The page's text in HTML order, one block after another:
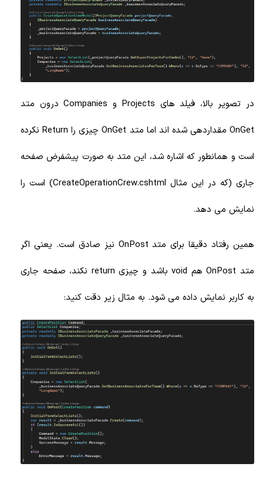
در تصویر بالا، فیلد های Projects و Companies درون متد
OnGet مقداردهی شده اند اما متد OnGet چیزی را Return نکرده
است و همانطور که اشاره شد، این متد به صورت پیشفرض صفحه
جاری (که در این مثال CreateOperationCrew.cshtml) است را
نمایش می دهد.
همین رفتاد دقیقا برای متد OnPost نیز صادق است. یعنی اگر
متد OnPost هم void باشد و چیزی return نکند، صفحه جاری
به کاربر نمایش داده می شود. به مثال زیر دقت کنید: